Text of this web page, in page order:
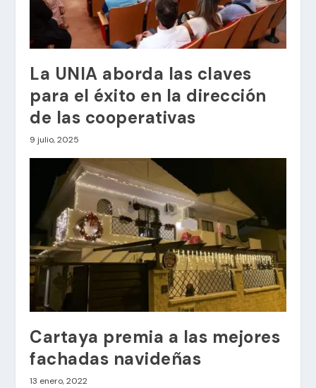
La UNIA aborda las claves
para el éxito en la dirección
de las cooperativas
9 julio, 2025
Cartaya premia a las mejores
fachadas navideñas
13 enero, 2022